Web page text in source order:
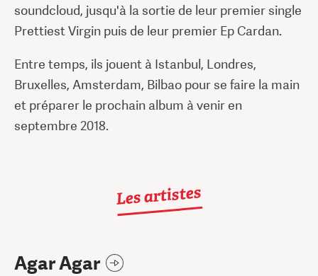
soundcloud, jusqu'à la sortie de leur premier single
Prettiest Virgin puis de leur premier Ep Cardan.
Entre temps, ils jouent à Istanbul, Londres,
Bruxelles, Amsterdam, Bilbao pour se faire la main
et préparer le prochain album à venir en
septembre 2018.
Les artistes
Agar Agar